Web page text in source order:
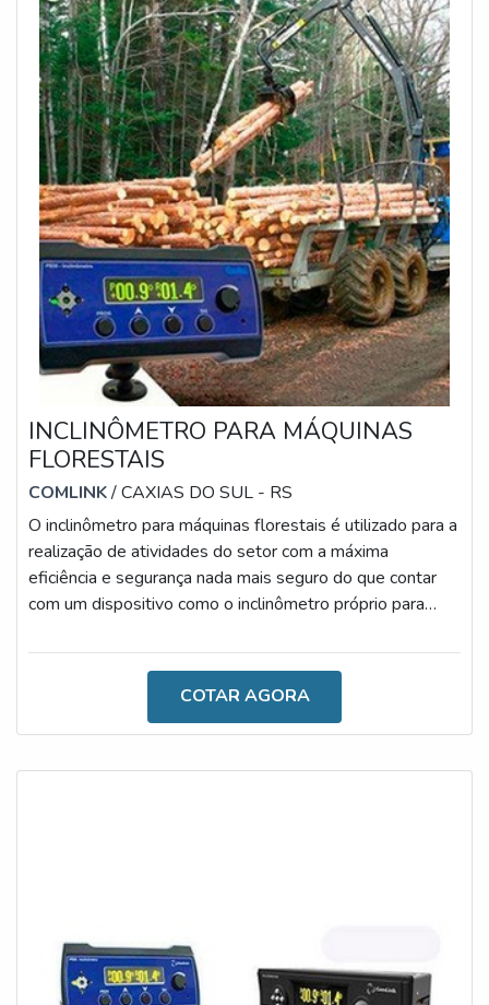
INCLINÔMETRO PARA MÁQUINAS
FLORESTAIS
COMLINK/ CAXIAS DO SUL - RS
O inclinômetro para máquinas florestais é utilizado para a
realização de atividades do setor com a máxima
eficiência e segurança nada mais seguro do que contar
com um dispositivo como o inclinômetro próprio para
altamente qualificados e tecnológicos, especialmente
CARACTERÍSTICAS DO DISPOSITIVOO que diferencia
o aparato de outros acessórios é a sua eficiência, uma
COTAR AGORA